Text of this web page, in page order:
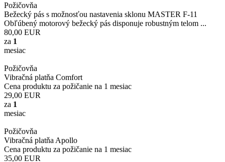
Požičovňa
Bežecký pás s možnosťou nastavenia sklonu MASTER F-11
Obľúbený motorový bežecký pás disponuje robustným telom ...
80,00 EUR
za 1
mesiac
Požičovňa
Vibračná platňa Comfort
Cena produktu za požičanie na 1 mesiac
29,00 EUR
za 1
mesiac
Požičovňa
Vibračná platňa Apollo
Cena produktu za požičanie na 1 mesiac
35,00 EUR